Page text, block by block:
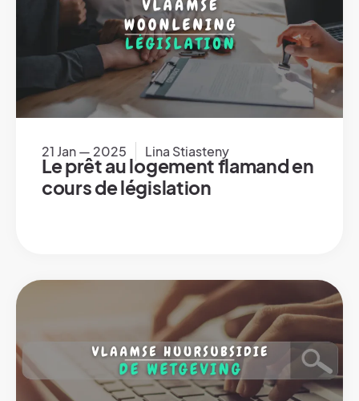
21 Jan — 2025 Lina Stiasteny
Le prêt au logement flamand en
cours de législation